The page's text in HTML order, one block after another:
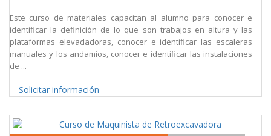
Este curso de materiales capacitan al alumno para conocer e
identificar la definición de lo que son trabajos en altura y las
plataformas elevadadoras, conocer e identificar las escaleras
manuales y los andamios, conocer e identificar las instalaciones
de ...
Solicitar información